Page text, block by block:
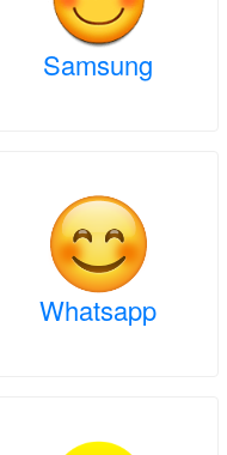
Samsung
Whatsapp